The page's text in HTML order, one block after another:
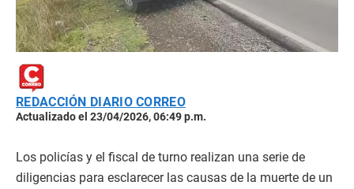
REDACCIÓN DIARIO CORREO
Actualizado el 23/04/2026, 06:49 p.m.
Los policías y el fiscal de turno realizan una serie de
diligencias para esclarecer las causas de la muerte de un